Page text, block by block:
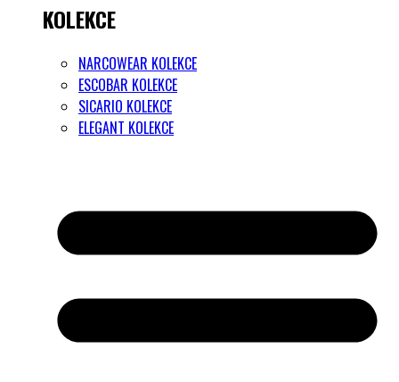
KOLEKCE
NARCOWEAR KOLEKCE
ESCOBAR KOLEKCE
SICARIO KOLEKCE
ELEGANT KOLEKCE